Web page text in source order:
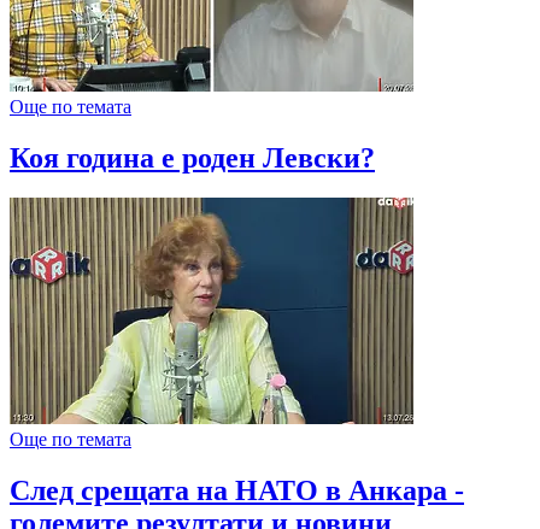
Още по темата
Коя година е роден Левски?
Още по темата
След срещата на НАТО в Анкара -